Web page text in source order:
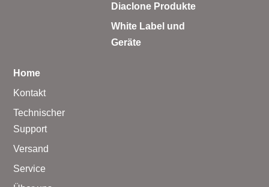
Diaclone Produkte
White Label und
Geräte
Home
Kontakt
Technischer
Support
Versand
Service